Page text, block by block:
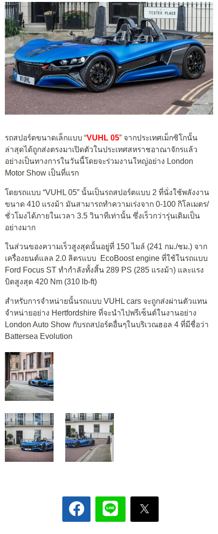
รถสปอร์ตขนาดเล็กแบบ “VUHL 05” จากประเทศเม็กซิโกนั้น
ล่าสุดได้ถูกส่งตรงมาเปิดตัวในประเทศสหราชอาณาจักรแล้ว
อย่างเป็นทางการในวันนี้โดยจะร่วมงานใหญ่อย่าง London
Motor Show เป็นที่แรก
โดยรถแบบ “VUHL 05” นั้นเป็นรถสปอร์ตแบบ 2 ที่นั่งใช้พลังงาน
ขนาด 410 แรงม้า มันสามารถทำความเร่งจาก 0-100 กิโลเมตร/
ชั่วโมงได้ภายในเวลา 3.5 วินาทีเท่านั้น ซึ่งเร็วกว่ารุ่นเดิมเป็น
อย่างมาก
ในส่วนของความเร็วสูงสุดนั้นอยู่ที่ 150 ไมล์ (241 กม./ชม.) จาก
เครื่องยนต์แลล 2.0 ลิตรแบบ EcoBoost engine ที่ใช้ในรถแบบ
Ford Focus ST ทำกำลังทั้งสิ้น 289 PS (285 แรงม้า) และแรง
บิดสูงสุด 420 Nm (310 lb-ft)
สำหรับการจำหน่ายนั้นรถแบบ VUHL cars จะถูกส่งผ่านตัวแทน
จำหน่ายอย่าง Hertfordshire ที่จะนำไปพรีเซ็นต์ในงานอย่าง
London Auto Show กับรถสปอร์ตอื่นๆในบริเวณฮอล 4 ที่มีชื่อว่า
Battersea Evolution